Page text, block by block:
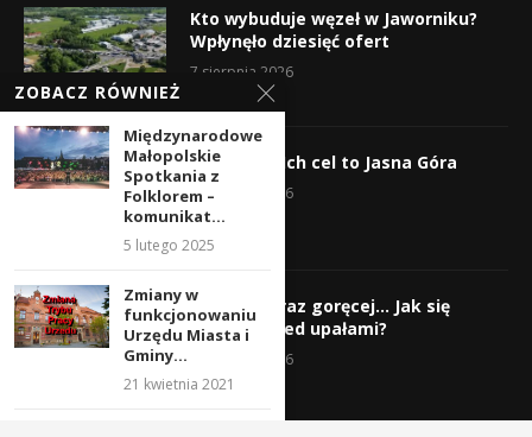
Kto wybuduje węzeł w Jaworniku?
Wpłynęło dziesięć ofert
7 sierpnia 2026
Wyruszyli! Ich cel to Jasna Góra
5 sierpnia 2026
Gorąco, coraz goręcej… Jak się
chronić przed upałami?
4 sierpnia 2026
ZOBACZ RÓWNIEŻ
Międzynarodowe
Małopolskie
Spotkania z
Folklorem –
komunikat...
5 lutego 2025
Zmiany w
funkcjonowaniu
Urzędu Miasta i
Gminy...
21 kwietnia 2021